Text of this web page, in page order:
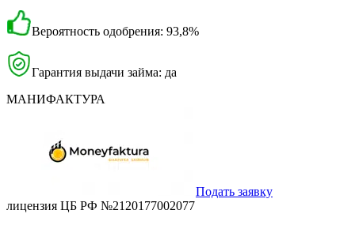
Вероятность одобрения: 93,8%
Гарантия выдачи займа: да
МАНИФАКТУРА
Подать заявку
лицензия ЦБ РФ №2120177002077